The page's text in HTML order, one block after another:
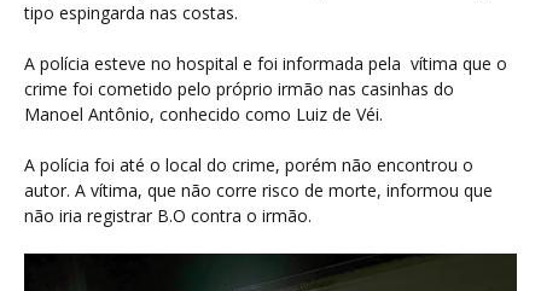
tipo espingarda nas costas.
A polícia esteve no hospital e foi informada pela vítima que o
crime foi cometido pelo próprio irmão nas casinhas do
Manoel Antônio, conhecido como Luiz de Véi.
A polícia foi até o local do crime, porém não encontrou o
autor. A vítima, que não corre risco de morte, informou que
não iria registrar B.O contra o irmão.